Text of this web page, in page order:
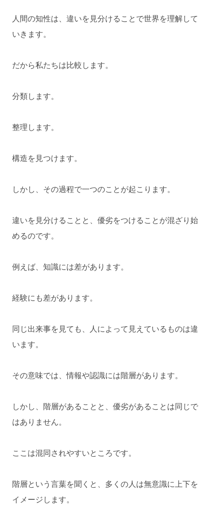
人間の知性は、違いを見分けることで世界を理解して
いきます。
だから私たちは比較します。
分類します。
整理します。
構造を見つけます。
しかし、その過程で一つのことが起こります。
違いを見分けることと、優劣をつけることが混ざり始
めるのです。
例えば、知識には差があります。
経験にも差があります。
同じ出来事を見ても、人によって見えているものは違
います。
その意味では、情報や認識には階層があります。
しかし、階層があることと、優劣があることは同じで
はありません。
ここは混同されやすいところです。
階層という言葉を聞くと、多くの人は無意識に上下を
イメージします。